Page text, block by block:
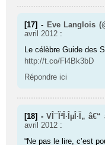
[17] - Eve Langlois
avril 2012 :
Le célèbre Guide des
http://t.co/Fl4Bk3bD
Répondre ici
[18] - VÎ¯Ï²Î·ÎµÎ·Ï„
avril 2012 :
“Ne pas le lire, c’est